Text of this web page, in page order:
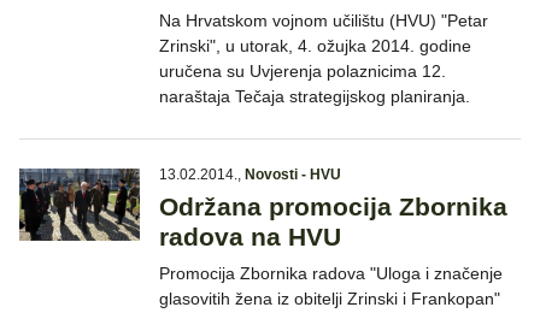
Na Hrvatskom vojnom učilištu (HVU) "Petar
Zrinski", u utorak, 4. ožujka 2014. godine
uručena su Uvjerenja polaznicima 12.
naraštaja Tečaja strategijskog planiranja.
13.02.2014., Novosti - HVU
Održana promocija Zbornika
radova na HVU
Promocija Zbornika radova "Uloga i značenje
glasovitih žena iz obitelji Zrinski i Frankopan"